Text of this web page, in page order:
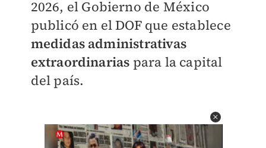
2026, el Gobierno de México
publicó en el DOF que establece
medidas administrativas
extraordinarias para la capital
del país.